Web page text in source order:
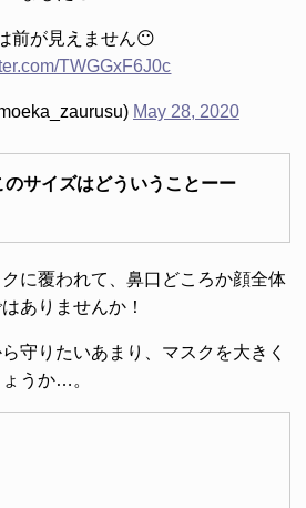
前が見えません😶
TWGGxF6J0c
May 28, 2020
サイズはどういうことーー
に覆われて、鼻口どころか顔全体
ありませんか！
守りたいあまり、マスクを大きく
うか…。